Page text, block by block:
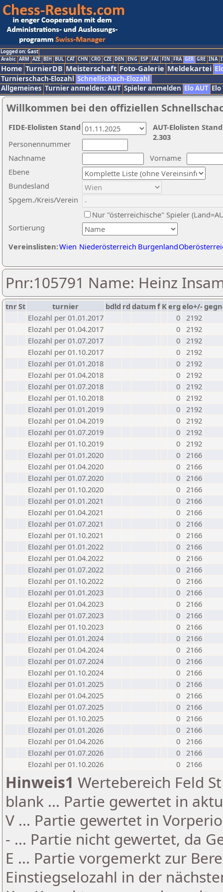
Logged on: Gast
Arabic ARM AZE BIH BUL CAT CHN CRO CZE DEN ENG ESP FAI FIN FRA GER GRE INA
Home TurnierDB Meisterschaft Foto-Galerie Meldekartei
Turnierschach-Elozahl Schnellschach-Elozahl
Allgemeines Turnier anmelden: AUT Spieler anmelden Elo AUT
Willkommen bei den offiziellen
Nachname
Vorname
Ebene
Sortierung
Personennummer
Bundesland
Spgem./Kreis/Verein
Nur "österreichische" Spieler
Vereinslisten:Wien Niederösterreich Burgenland
AUT-Elolisten
2.303
FIDE-Elolisten Stand
Pnr:105791 Name: Heinz
tnrSt turnier bdld rd datumf Kerg elo+/-
Elozahl per 01.01.2017
0 2192
Elozahl per 01.04.2017
0 2192
Elozahl per 01.07.2017
0 2192
Elozahl per 01.10.2017
0 2192
Elozahl per 01.01.2018
0 2192
Elozahl per 01.04.2018
0 2192
Elozahl per 01.07.2018
0 2192
Elozahl per 01.10.2018
0 2192
Elozahl per 01.01.2019
0 2192
Elozahl per 01.04.2019
0 2192
Elozahl per 01.07.2019
0 2192
Elozahl per 01.10.2019
0 2192
Elozahl per 01.01.2020
0 2166
Elozahl per 01.04.2020
0 2166
Elozahl per 01.07.2020
0 2166
Elozahl per 01.10.2020
0 2166
Elozahl per 01.01.2021
0 2166
Elozahl per 01.04.2021
0 2166
Elozahl per 01.07.2021
0 2166
Elozahl per 01.10.2021
0 2166
Elozahl per 01.01.2022
0 2166
Elozahl per 01.04.2022
0 2166
Elozahl per 01.07.2022
0 2166
Elozahl per 01.10.2022
0 2166
Elozahl per 01.01.2023
0 2166
Elozahl per 01.04.2023
0 2166
Elozahl per 01.07.2023
0 2166
Elozahl per 01.10.2023
0 2166
Elozahl per 01.01.2024
0 2166
Elozahl per 01.04.2024
0 2166
Elozahl per 01.07.2024
0 2166
Elozahl per 01.10.2024
0 2166
Elozahl per 01.01.2025
0 2166
Elozahl per 01.04.2025
0 2166
Elozahl per 01.07.2025
0 2166
Elozahl per 01.10.2025
0 2166
Elozahl per 01.01.2026
0 2166
Elozahl per 01.04.2026
0 2166
Elozahl per 01.07.2026
0 2166
Elozahl per 01.10.2026
0 2166
Hinweis1 Wertebereich Feld
blank ... Partie gewertet in
V ... Partie gewertet in
- ... Partie nicht gewertet, da
E ... Partie vorgemerkt zur
Einstiegselozahl in der